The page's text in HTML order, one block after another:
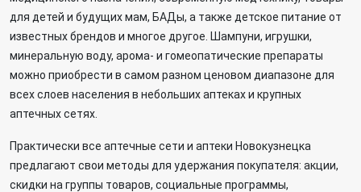
для детей и будущих мам, БАДы, а также детское питание от
известных брендов и многое другое. Шампуни, игрушки,
минеральную воду, арома- и гомеопатические препараты
можно приобрести в самом разном ценовом диапазоне для
всех слоев населения в небольших аптеках и крупных
аптечных сетях.
Практически все аптечные сети и аптеки Новокузнецка
предлагают свои методы для удержания покупателя: акции,
скидки на группы товаров, социальные программы,